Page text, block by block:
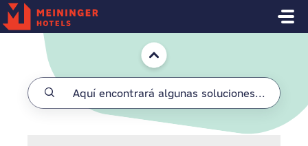
Saltar al contenido principal
Inicio